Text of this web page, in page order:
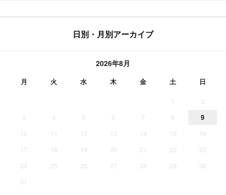
日別・月別アーカイブ
2026年8月
月 火 水 木 金 土 日
1
2
3
4 5 6 7 8
9
10
11 12 13 14 15
16
17
18 19 20 21 22
23
24
25 26 27 28 29
30
31